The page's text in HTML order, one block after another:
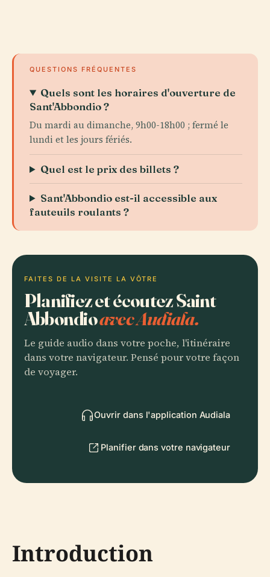
QUESTIONS FRÉQUENTES
Quels sont les horaires d'ouverture de
Sant'Abbondio ?
Du mardi au dimanche, 9h00-18h00 ; fermé le
lundi et les jours fériés.
Quel est le prix des billets ?
Sant'Abbondio est-il accessible aux
fauteuils roulants ?
FAITES DE LA VISITE LA VÔTRE
Planifiez et écoutez Saint
Abbondioavec Audiala.
Le guide audio dans votre poche, l'itinéraire
dans votre navigateur. Pensé pour votre façon
de voyager.
Ouvrir dans l'application Audiala
Planifier dans votre navigateur
Introduction